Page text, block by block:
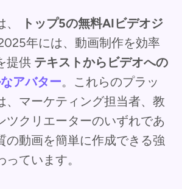
、
トップ5の無料AIビデオジ
年には、動画制作を効率
提供 テキストからビデオへの
アバター。これらのプラッ
、マーケティング担当者、教
ツクリエーターのいずれであ
の動画を簡単に作成できる強
ています。